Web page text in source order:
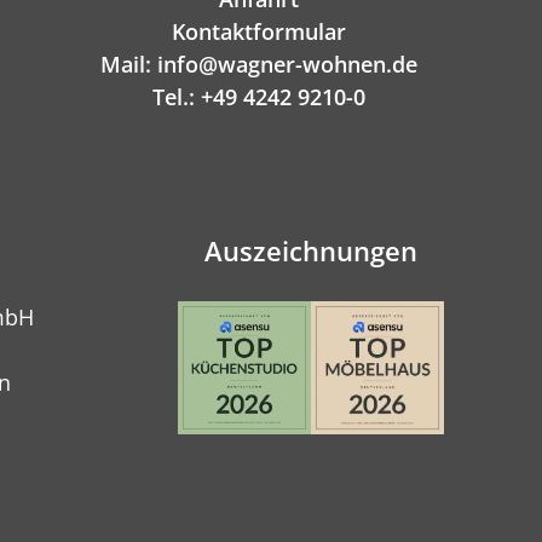
Kontaktformular
Mail: info@wagner-wohnen.de
Tel.: +49 4242 9210-0
Auszeichnungen